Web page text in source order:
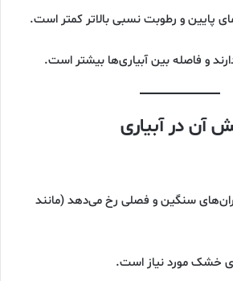
پایین و رطوبت نسبی بالاتر کمتر است.
و فاصله بین آبیاری‌ها بیشتر است.
آن در آبیاری
سنگین و فصلی رخ می‌دهد (مانند
خشک مورد نیاز است.